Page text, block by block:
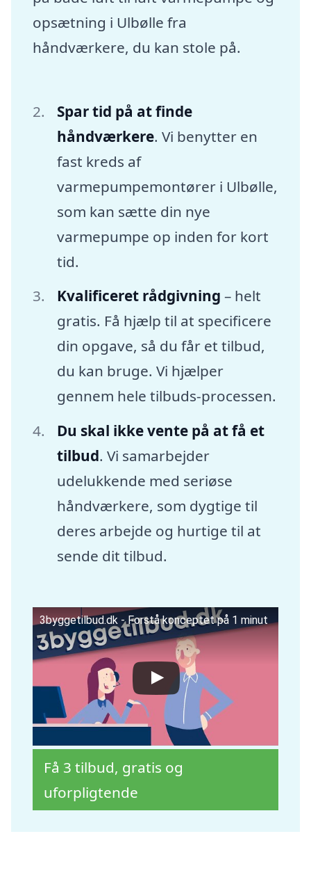
opsætning i Ulbølle fra
håndværkere, du kan stole på.
Spar tid på at finde
håndværkere. Vi benytter en
fast kreds af
varmepumpemontører i Ulbølle,
som kan sætte din nye
varmepumpe op inden for kort
tid.
Kvalificeret rådgivning – helt
gratis. Få hjælp til at specificere
din opgave, så du får et tilbud,
du kan bruge. Vi hjælper
gennem hele tilbuds-processen.
Du skal ikke vente på at få et
tilbud. Vi samarbejder
udelukkende med seriøse
håndværkere, som dygtige til
deres arbejde og hurtige til at
sende dit tilbud.
3byggetilbud.dk - Forstå konceptet på 1 minut
Få 3 tilbud, gratis og
uforpligtende